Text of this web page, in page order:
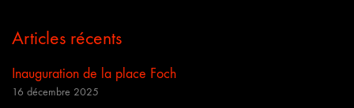
Articles récents
Inauguration de la place Foch
16 décembre 2025